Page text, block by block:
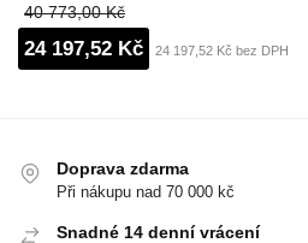
40 773,00 Kč
24 197,52 Kč 24 197,52 Kč bez DPH
Doprava zdarma
Při nákupu nad 70 000 kč
Snadné 14 denní vrácení